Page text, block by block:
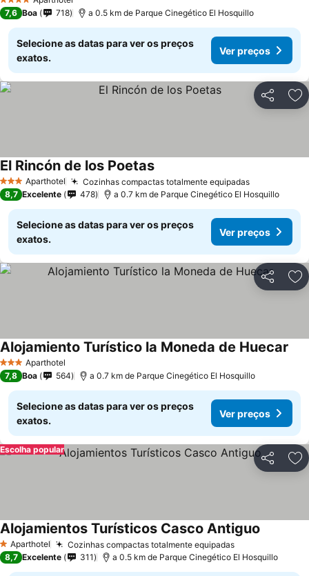
4 Estrelas
7,6 Boa 718 a 0.5 km de Parque Cinegético El Hosquillo
Selecione as datas para ver os preços
exatos.
Ver preços
Partilhar
3 EstrelasAparthotel Cozinhas compactas totalmente equipadasVer preços
El Rincón de los PoetasVer preços
8,7 Excelente 478 a 0.7 km de Parque Cinegético El Hosquillo
Selecione as datas para ver os preços
exatos.
Ver preços
Partilhar
3 EstrelasAparthotel
Alojamiento Turístico la Moneda de Huecar
7,8 Boa 564 a 0.7 km de Parque Cinegético El Hosquillo
Selecione as datas para ver os preços
exatos.
Ver preços
Partilhar
Escolha popular
1 Estrelas
Aparthotel Cozinhas compactas totalmente equipadasVer preços
Alojamientos Turísticos Casco Antiguo
8,7 Excelente 311 a 0.5 km de Parque Cinegético El Hosquillo